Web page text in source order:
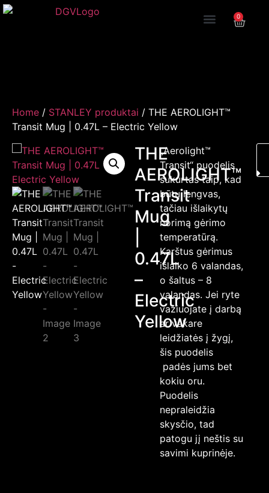
0
Home / STANLEY produktai / THE AEROLIGHT™
Transit Mug | 0.47L – Electric Yellow
THE
AEROLIGHT™
Transit
Mug
0.47L
–
Electric
Yellow
„Aerolight™
Transit“ puodelis
sukurtas taip, kad
būtų lengvas,
tačiau išlaikytų
norimą gėrimo
temperatūrą.
Karštus gėrimus
išlaiko 6 valandas,
o šaltus – 8
valandas. Jei ryte
važiuojate į darbą
ar vakare
leidžiatės į žygį,
šis puodelis
padės jums bet
kokiu oru.
Puodelis
nepraleidžia
skysčio, tad
patogu jį neštis su
savimi kuprinėje.